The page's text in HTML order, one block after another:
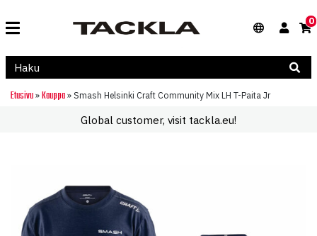
0
Etusivu » Kauppa » Smash Helsinki Craft Community Mix LH T-Paita Jr
Global customer, visit tackla.eu!